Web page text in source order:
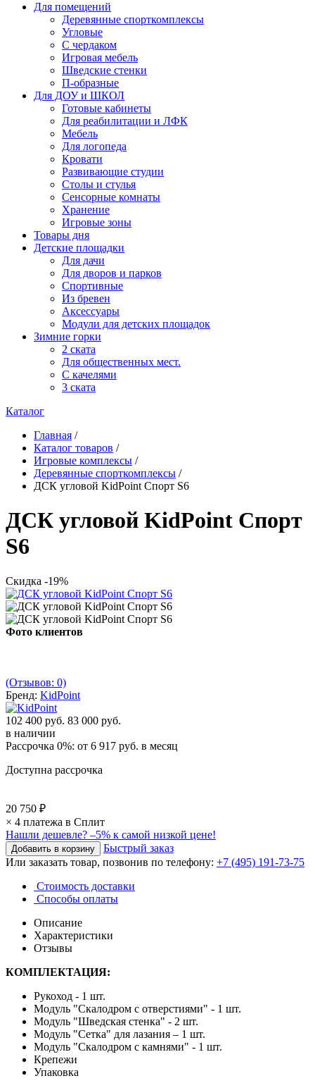
Для помещений
Деревянные спорткомплексы
Угловые
С чердаком
Игровая мебель
Шведские стенки
П-образные
Для ДОУ и ШКОЛ
Готовые кабинеты
Для реабилитации и ЛФК
Мебель
Для логопеда
Кровати
Развивающие студии
Столы и стулья
Сенсорные комнаты
Хранение
Игровые зоны
Товары дня
Детские площадки
Для дачи
Для дворов и парков
Спортивные
Из бревен
Аксессуары
Модули для детских площадок
Зимние горки
2 ската
Для общественных мест.
С качелями
3 ската
Каталог
Главная /
Каталог товаров /
Игровые комплексы /
Деревянные спорткомплексы /
ДСК угловой KidPoint Спорт S6
ДСК угловой KidPoint Спорт
S6
Скидка -19%
Фото клиентов
(Отзывов: 0)
Бренд: KidPoint
102 400 руб. 83 000 руб.
в наличии
Рассрочка 0%: от 6 917 руб. в месяц
Доступна рассрочка
20 750 ₽
× 4 платежа в Сплит
Нашли дешевле? –5% к самой низкой цене!
Быстрый заказ
Или заказать товар, позвонив по телефону: +7 (495) 191-73-75
Стоимость доставки
Способы оплаты
Описание
Характеристики
Отзывы
КОМПЛЕКТАЦИЯ:
Рукоход - 1 шт.
Модуль "Скалодром с отверстиями" - 1 шт.
Модуль "Шведская стенка" - 2 шт.
Модуль "Сетка" для лазания – 1 шт.
Модуль "Скалодром с камнями" - 1 шт.
Крепежи
Упаковка